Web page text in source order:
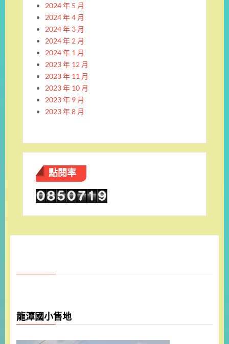
2024 年 5 月
2024 年 4 月
2024 年 3 月
2024 年 2 月
2024 年 1 月
2023 年 12 月
2023 年 11 月
2023 年 10 月
2023 年 9 月
2023 年 8 月
點閱率
龍潭國小售地